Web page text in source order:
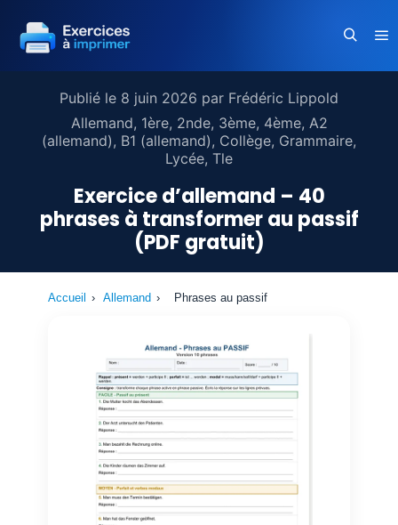
Publié le 8 juin 2026 par Frédéric Lippold
Allemand, 1ère, 2nde, 3ème, 4ème, A2
(allemand), B1 (allemand), Collège, Grammaire,
Lycée, Tle
Exercice d’allemand – 40
phrases à transformer au passif
(PDF gratuit)
Accueil › Allemand › Phrases au passif